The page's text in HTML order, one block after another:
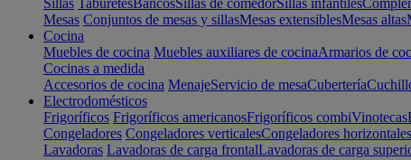
Sillas TaburetesBancosSillas de comedorSillas infantiles
Mesas Conjuntos de mesas y sillasMesas extensiblesMesas altas
Cocina
Muebles de cocina Muebles auxiliares de cocinaArmarios de
Cocinas a medida
Accesorios de cocina MenajeServicio de mesaCubertería
Electrodomésticos
Frigoríficos Frigoríficos americanosFrigoríficos combiVinotecas
Congeladores Congeladores verticalesCongeladores horizontales
Lavadoras Lavadoras de carga frontalLavadoras de carga